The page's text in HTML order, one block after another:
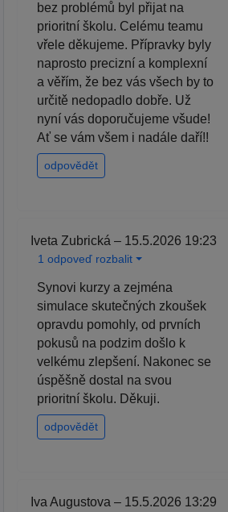
bez problémů byl přijat na
prioritní školu. Celému teamu
vřele děkujeme. Přípravky byly
naprosto precizní a komplexní
a věřím, že bez vás všech by to
určitě nedopadlo dobře. Už
nyní vás doporučujeme všude!
Ať se vám všem i nadále daří!!
odpovědět
Iveta Zubrická – 15.5.2026 19:23
1 odpoveď rozbalit
Synovi kurzy a zejména
simulace skutečných zkoušek
opravdu pomohly, od prvních
pokusů na podzim došlo k
velkému zlepšení. Nakonec se
úspěšně dostal na svou
prioritní školu. Děkuji.
odpovědět
Iva Augustova – 15.5.2026 13:29